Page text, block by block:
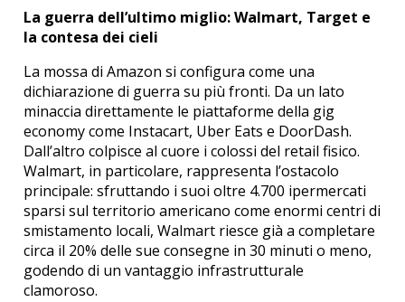
La guerra dell’ultimo miglio: Walmart, Target e
la contesa dei cieli
La mossa di Amazon si configura come una
dichiarazione di guerra su più fronti. Da un lato
minaccia direttamente le piattaforme della gig
economy come Instacart, Uber Eats e DoorDash.
Dall’altro colpisce al cuore i colossi del retail fisico.
Walmart, in particolare, rappresenta l’ostacolo
principale: sfruttando i suoi oltre 4.700 ipermercati
sparsi sul territorio americano come enormi centri di
smistamento locali, Walmart riesce già a completare
circa il 20% delle sue consegne in 30 minuti o meno,
godendo di un vantaggio infrastrutturale
clamoroso.